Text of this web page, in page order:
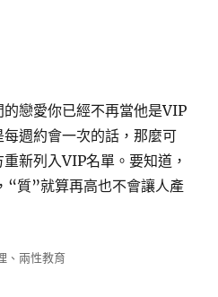
戀愛你已經不再當他是VIP
週約會一次的話，那麼可
新列入VIP名單。要知道，
“質”就算再高也不會讓人產
、 兩性教育